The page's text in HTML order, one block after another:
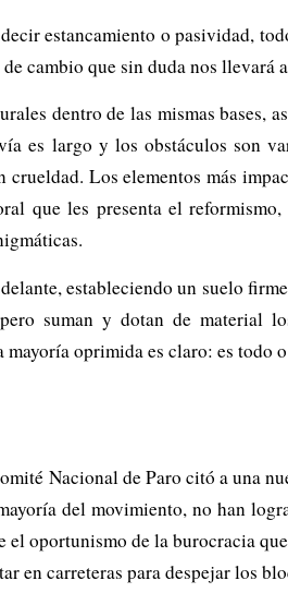
estancamiento o pasividad,
cambio que sin duda nos llevará
dentro de las mismas
es largo y los obstáculos son
Los elementos más
que les presenta el
estableciendo un suelo
suman y dotan de material
oprimida es claro: es todo
Nacional de Paro citó a una
del movimiento, no han
oportunismo de la burocracia
en carreteras para despejar los